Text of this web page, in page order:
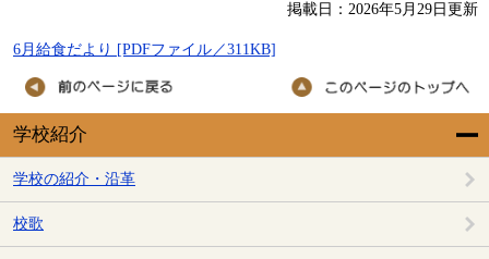
学校紹介
学校の紹介・沿革
校歌
掲載日：2026年5月29日更新
6月給食だより [PDFファイル／311KB]